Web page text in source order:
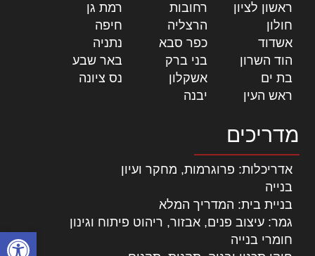
פתח
ראשון לציון
רחובות רמת גן
חולון
הרצליה חיפה
אשדוד
כפר סבא נתניה
הוד השרון
בני ברק באר שבע
בת ים
אשקלון נס ציונה
ראש העין
יבנה
מדריכים
אדריכלות: פרוגרמות, מחקר ועיון
בנייה
בניית בית: המדריך המלא
גמר: עיצוב פנים, אבזור, ריהוט פיתוח וגינון
חומרי בנייה